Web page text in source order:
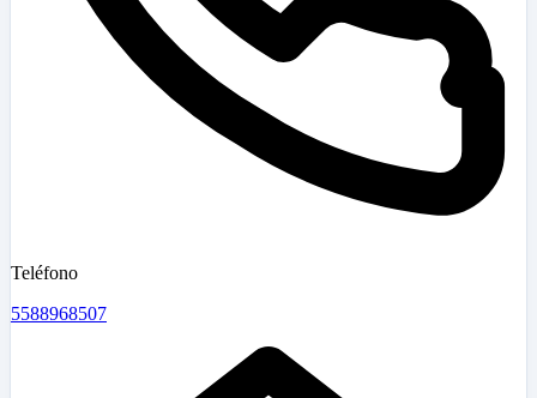
Teléfono
5588968507